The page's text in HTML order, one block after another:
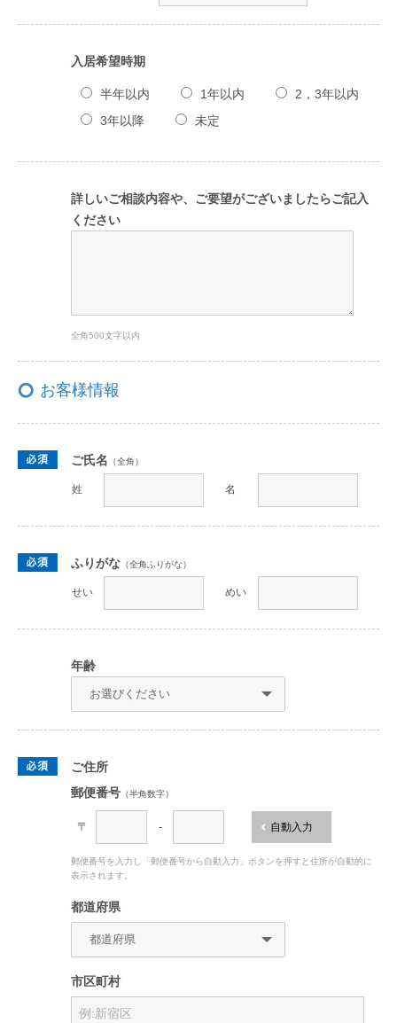
入居希望時期
半年以内 1年以内
2，3年以内
3年以降
未定
詳しいご相談内容や、ご要望がございましたらご記入
ください
全角500文字以内
お客様情報
ご氏名 （全角）
姓 名
ふりがな （全角ふりがな）
せい めい
年齢
ご住所
郵便番号 （半角数字）
〒 - 自動入力
郵便番号を入力し「郵便番号から自動入力」ボタンを押すと住所が自動的に
表示されます。
都道府県
市区町村